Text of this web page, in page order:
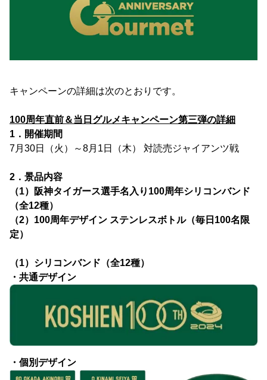
キャンペーンの詳細は次のとおりです。
100周年直前＆当日グルメキャンペーン第三弾の詳細
1．開催期間
7月30日（火）～8月1日（木） 対読売ジャイアンツ戦
2．景品内容
（1）阪神タイガース選手名入り100周年シリコンバンド
（全12種）
（2）100周年デザイン ステンレスボトル（毎日100名限
定）
（1）シリコンバンド（全12種）
・共通デザイン
・個別デザイン